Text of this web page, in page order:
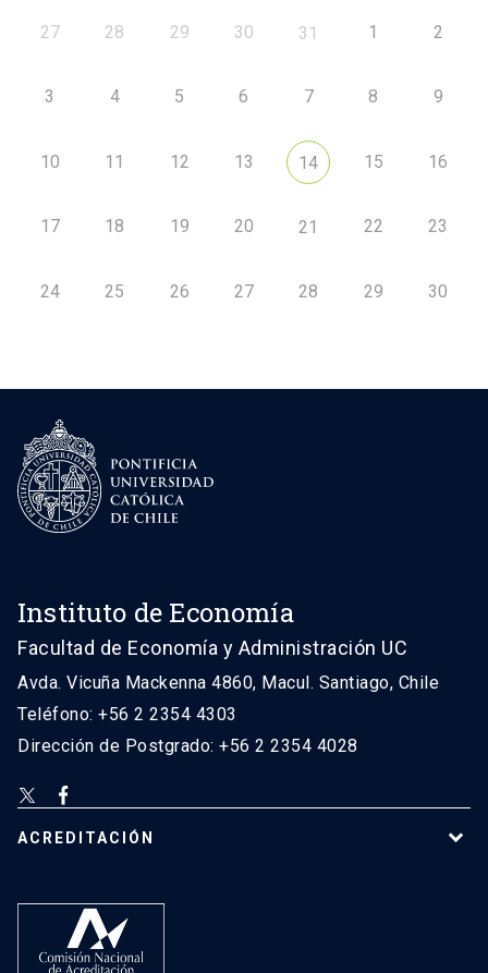
27 28 29 30 31 1 2
3 4 5 6 7 8 9
10 11 12 13 14 15 16
17 18 19 20 21 22 23
24 25 26 27 28 29 30
Instituto de Economía
Facultad de Economía y Administración UC
Avda. Vicuña Mackenna 4860, Macul. Santiago, Chile
Teléfono: +56 2 2354 4303
Dirección de Postgrado: +56 2 2354 4028
ACREDITACIÓN